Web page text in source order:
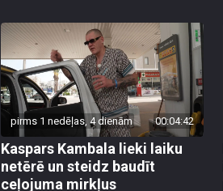
pirms 1 nedēļas, 4 dienām 00:04:42
Kaspars Kambala lieki laiku
netērē un steidz baudīt
ceļojuma mirkļus